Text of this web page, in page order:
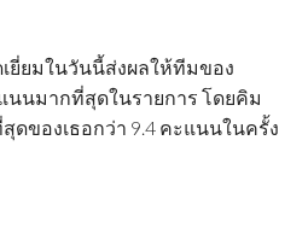
ยี่ยมในวันนี้ส่งผลให้ทีมของ
นนมากที่สุดในรายการ โดยคิม
ของเธอกว่า 9.4 คะแนนในครั้ง